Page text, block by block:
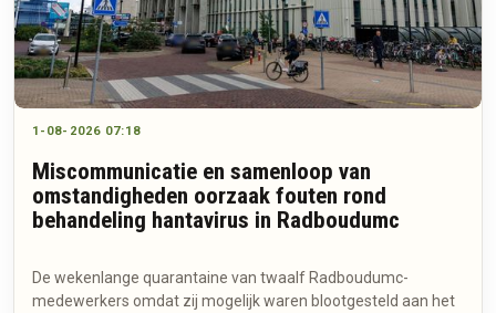
1-08-2026 07:18
Miscommunicatie en samenloop van
omstandigheden oorzaak fouten rond
behandeling hantavirus in Radboudumc
De wekenlange quarantaine van twaalf Radboudumc-
medewerkers omdat zij mogelijk waren blootgesteld aan het